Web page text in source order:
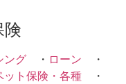
険
ング ・ ローン ・
ット保険・各種 ・